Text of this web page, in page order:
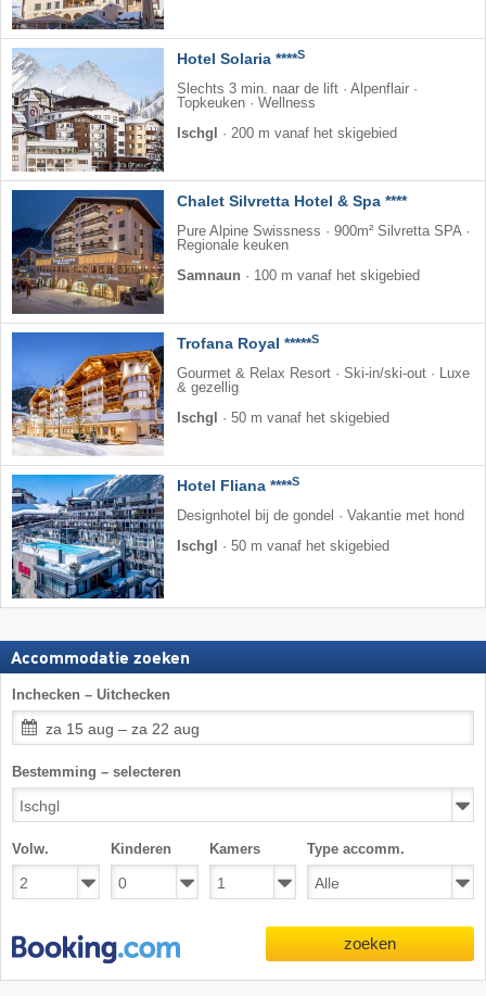
Hotel Solaria ****S
Slechts 3 min. naar de lift · Alpenflair ·
Topkeuken · Wellness
Ischgl
· 200 m vanaf het skigebied
Chalet Silvretta Hotel & Spa ****
Pure Alpine Swissness · 900m² Silvretta SPA ·
Regionale keuken
Samnaun · 100 m vanaf het skigebied
Trofana Royal *****S
Gourmet & Relax Resort · Ski-in/ski-out · Luxe
& gezellig
Ischgl · 50 m vanaf het skigebied
Hotel Fliana ****S
Designhotel bij de gondel · Vakantie met hond
Ischgl
· 50 m vanaf het skigebied
Accommodatie zoeken
Inchecken – Uitchecken
za 15 aug – za 22 aug
Bestemming – selecteren
Volw. Kinderen Kamers Type accomm.
zoeken